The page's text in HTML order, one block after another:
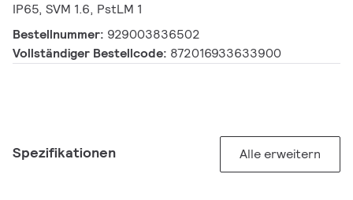
IP65, SVM 1.6, PstLM 1
Bestellnummer: 929003836502
Vollständiger Bestellcode: 872016933633900
Spezifikationen Alle erweitern